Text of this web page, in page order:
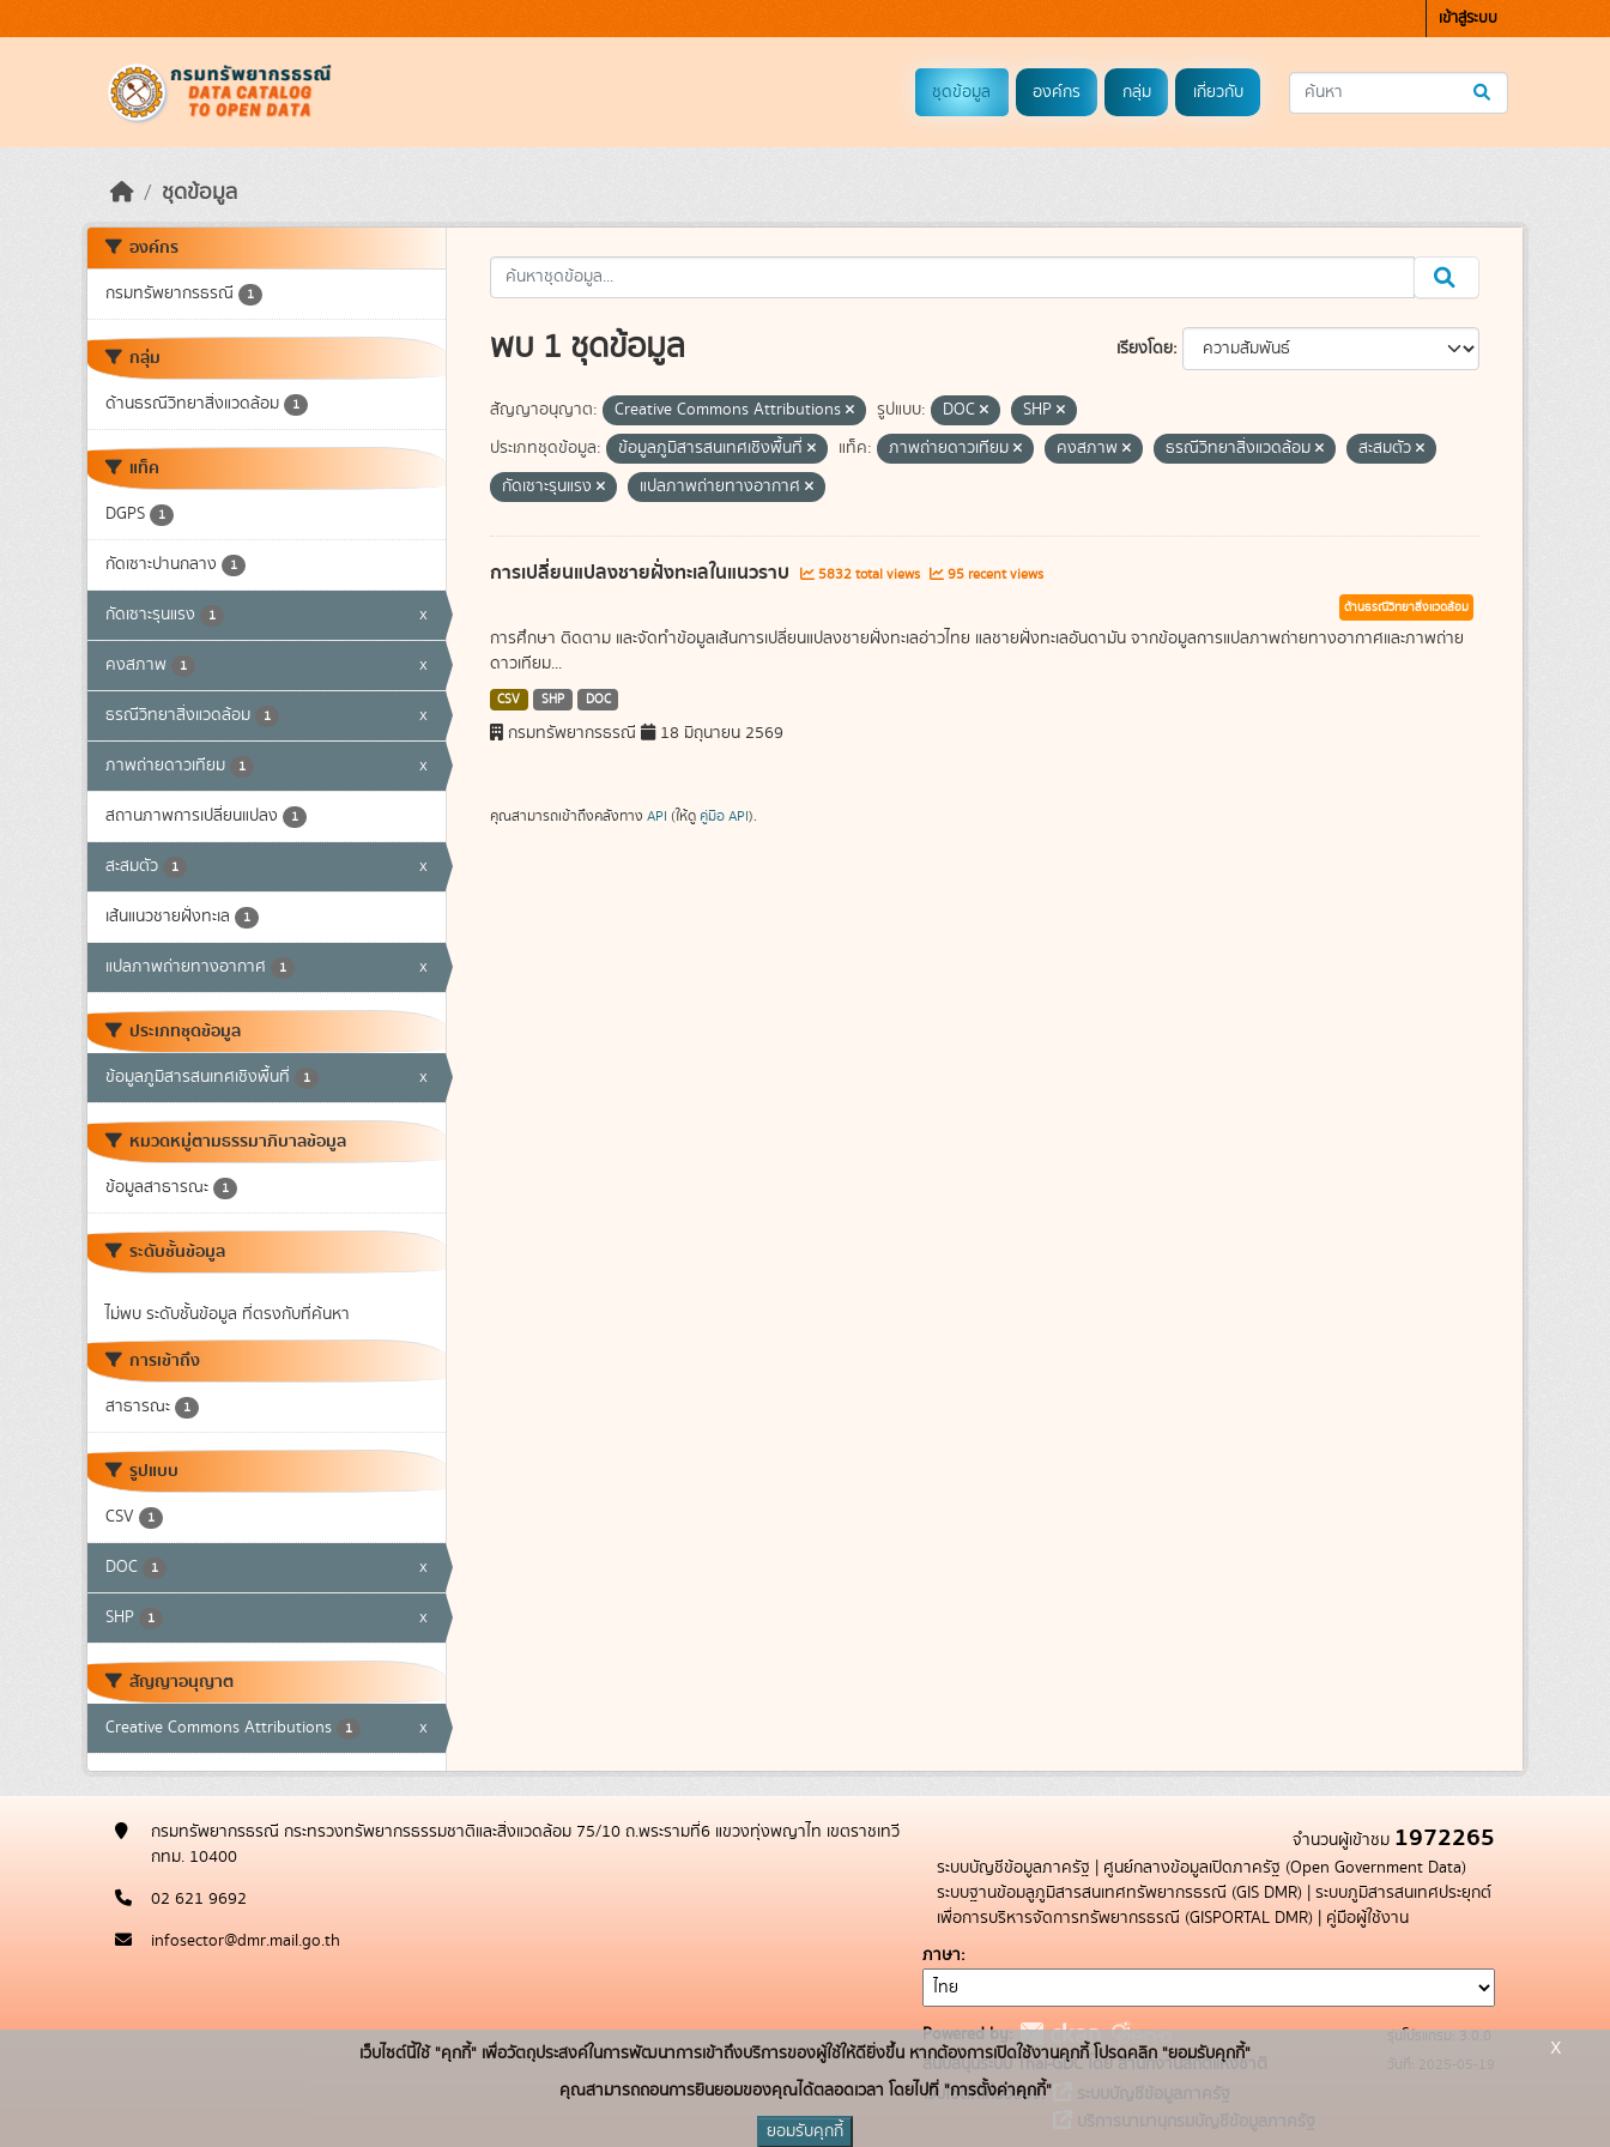
เข้าสู่ระบบ
ชุดข้อมูล องค์กร กลุ่ม เกี่ยวกับ
ชุดข้อมูล
องค์กร
กรมทรัพยากรธรณี 1
กลุ่ม
ด้านธรณีวิทยาสิ่งแวดล้อม 1
แท็ค
DGPS 1
กัดเซาะปานกลาง 1
กัดเซาะรุนแรง 1 x
คงสภาพ 1 x
ธรณีวิทยาสิ่งแวดล้อม 1 x
ภาพถ่ายดาวเทียม 1 x
สถานภาพการเปลี่ยนแปลง 1
สะสมตัว 1 x
เส้นแนวชายฝั่งทะเล 1
แปลภาพถ่ายทางอากาศ 1 x
ประเภทชุดข้อมูล
ข้อมูลภูมิสารสนเทศเชิงพื้นที่ 1 x
หมวดหมู่ตามธรรมาภิบาลข้อมูล
ข้อมูลสาธารณะ 1
ระดับชั้นข้อมูล
ไม่พบ ระดับชั้นข้อมูล ที่ตรงกับที่ค้นหา
การเข้าถึง
สาธารณะ 1
รูปแบบ
CSV 1
DOC 1 x
SHP 1 x
สัญญาอนุญาต
Creative Commons Attributions 1 x
เรียงโดย
พบ 1 ชุดข้อมูล
สัญญาอนุญาต: Creative Commons Attributions รูปแบบ: DOC
SHP
ประเภทชุดข้อมูล:
ข้อมูลภูมิสารสนเทศเชิงพื้นที่ แท็ค: ภาพถ่ายดาวเทียม คงสภาพ ธรณีวิทยาสิ่งแวดล้อม
สะสมตัว
กัดเซาะรุนแรง
แปลภาพถ่ายทางอากาศ
การเปลี่ยนแปลงชายฝั่งทะเลในแนวราบ 5832 total views 95 recent views
ด้านธรณีวิทยาสิ่งแวดล้อม
การศึกษา ติดตาม และจัดทำข้อมูลเส้นการเปลี่ยนแปลงชายฝั่งทะเลอ่าวไทย แลชายฝั่งทะเลอันดามัน จากข้อมูลการแปลภาพถ่ายทางอากาศและภาพถ่าย
ดาวเทียม...
CSV SHP DOC
กรมทรัพยากรธรณี 18 มิถุนายน 2569
คุณสามารถเข้าถึงคลังทาง API (ให้ดู คู่มือ API).
กรมทรัพยากรธรณี กระทรวงทรัพยากรธรรมชาติและสิ่งแวดล้อม 75/10 ถ.พระรามที่6 แขวงทุ่งพญาไท เขตราชเทวี
กทม. 10400
02 621 9692
infosector@dmr.mail.go.th
จำนวนผู้เข้าชม 1972265
ระบบบัญชีข้อมูลภาครัฐ | ศูนย์กลางข้อมูลเปิดภาครัฐ (Open Government Data)
ระบบฐานข้อมลูภูมิสารสนเทศทรัพยากรธรณี (GIS DMR) | ระบบภูมิสารสนเทศประยุกต์
เพื่อการบริหารจัดการทรัพยากรธรณี (GISPORTAL DMR) | คู่มือผู้ใช้งาน
ภาษา
Powered by:
สนับสนุนระบบ Thai-GDC โดย สำนักงานสถิติแห่งชาติ
เว็บไซต์ที่เกี่ยวข้อง:
ระบบบัญชีข้อมูลภาครัฐ
บริการนามานุกรมบัญชีข้อมูลภาครัฐ
รุ่นโปรแกรม: 3.0.0
วันที่: 2025-05-19
เว็บไซต์นี้ใช้ "คุกกี้" เพื่อวัตถุประสงค์ในการพัฒนาการเข้าถึงบริการของผู้ใช้ให้ดียิ่งขึ้น หากต้องการเปิดใช้งานคุกกี้ โปรดคลิก "ยอมรับคุกกี้"
คุณสามารถถอนการยินยอมของคุณได้ตลอดเวลา โดยไปที่ "การตั้งค่าคุกกี้"
ยอมรับคุกกี้
x